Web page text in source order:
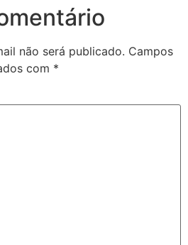
não será publicado. Campos
com *